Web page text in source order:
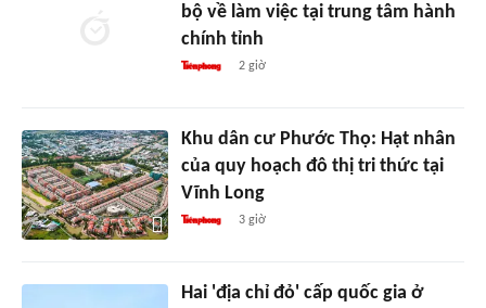
bộ về làm việc tại trung tâm hành
chính tỉnh
2 giờ
Khu dân cư Phước Thọ: Hạt nhân
của quy hoạch đô thị tri thức tại
Vĩnh Long
3 giờ
Hai 'địa chỉ đỏ' cấp quốc gia ở